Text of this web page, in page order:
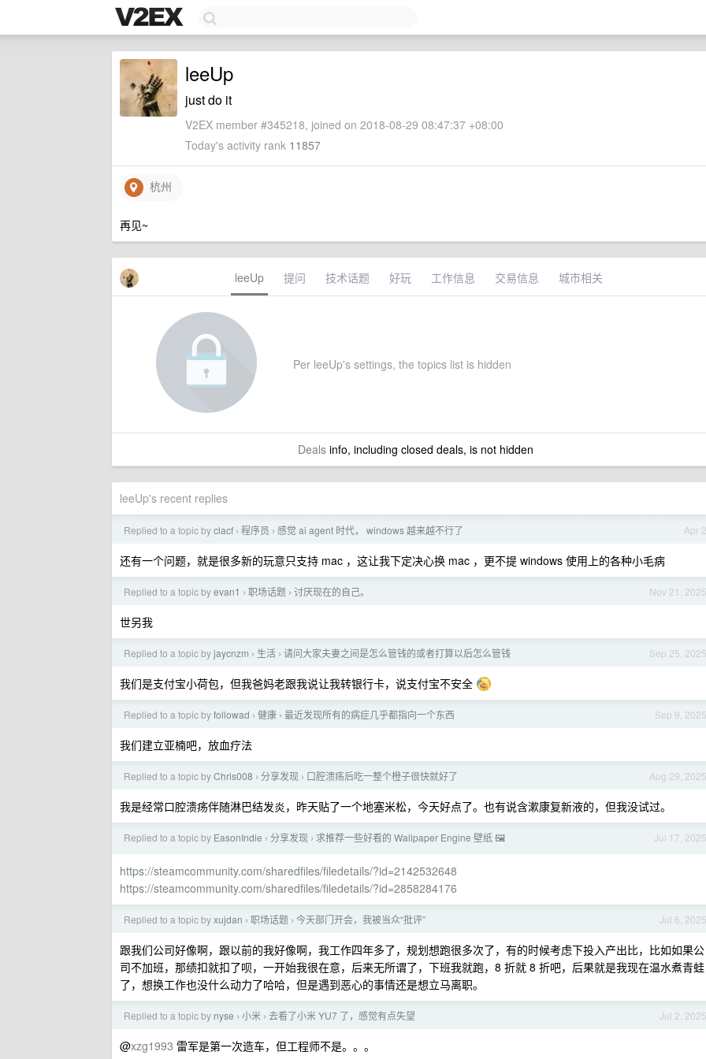
leeUp
just do it
V2EX member #345218, joined on 2018-08-29 08:47:37 +08:00
Today's activity rank 11857
杭州
再见~
leeUp 提问 技术话题 好玩 工作信息 交易信息 城市相关
Per leeUp's settings, the topics list is hidden
Dealsinfo, including closed deals, is not hidden
leeUp's recent replies
Apr 2
Replied to a topic byclacf › 程序员 › 感觉 ai agent 时代， windows 越来越不行了
还有一个问题，就是很多新的玩意只支持 mac ，这让我下定决心换 mac ，更不提 windows 使用上的各种小毛病
Nov 21, 2025
Replied to a topic byevan1 › 职场话题 › 讨厌现在的自己。
世另我
Sep 25, 2025
Replied to a topic byjaycnzm › 生活 › 请问大家夫妻之间是怎么管钱的或者打算以后怎么管钱
我们是支付宝小荷包，但我爸妈老跟我说让我转银行卡，说支付宝不安全
Sep 9, 2025
Replied to a topic byfollowad › 健康 › 最近发现所有的病症几乎都指向一个东西
我们建立亚楠吧，放血疗法
Aug 29, 2025
Replied to a topic byChris008 › 分享发现 › 口腔溃疡后吃一整个橙子很快就好了
我是经常口腔溃疡伴随淋巴结发炎，昨天贴了一个地塞米松，今天好点了。也有说含漱康复新液的，但我没试过。
Jul 17, 2025
Replied to a topic by EasonIndie › 分享发现 › 求推荐一些好看的 Wallpaper Engine 壁纸 🖼️
https://steamcommunity.com/sharedfiles/filedetails/?id=2142532648
https://steamcommunity.com/sharedfiles/filedetails/?id=2858284176
Jul 6, 2025
Replied to a topic byxujdan › 职场话题 › 今天部门开会，我被当众“批评”
跟我们公司好像啊，跟以前的我好像啊，我工作四年多了，规划想跑很多次了，有的时候考虑下投入产出比，比如如果公
司不加班，那绩扣就扣了呗，一开始我很在意，后来无所谓了，下班我就跑，8 折就 8 折吧，后果就是我现在温水煮青蛙
了，想换工作也没什么动力了哈哈，但是遇到恶心的事情还是想立马离职。
Jul 2, 2025
Replied to a topic by nyse › 小米 › 去看了小米 YU7 了，感觉有点失望
@xzg1993 雷军是第一次造车，但工程师不是。。。